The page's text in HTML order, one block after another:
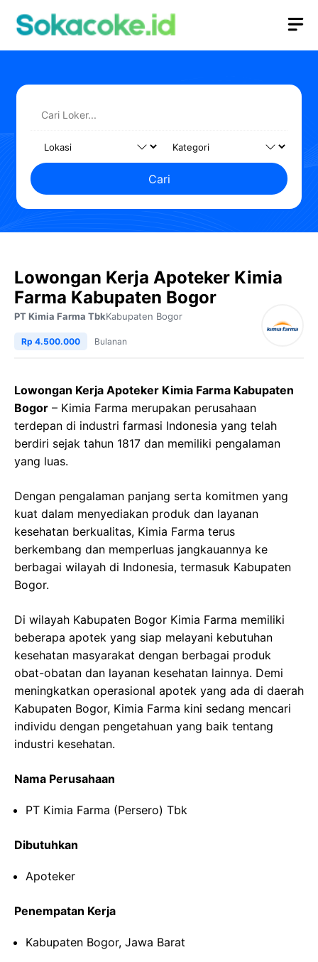
Cari
Lowongan Kerja Apoteker Kimia
Farma Kabupaten Bogor
PT Kimia Farma TbkKabupaten Bogor
Rp 4.500.000 Bulanan
Lowongan Kerja Apoteker Kimia Farma Kabupaten
Bogor – Kimia Farma merupakan perusahaan
terdepan di industri farmasi Indonesia yang telah
berdiri sejak tahun 1817 dan memiliki pengalaman
yang luas.
Dengan pengalaman panjang serta komitmen yang
kuat dalam menyediakan produk dan layanan
kesehatan berkualitas, Kimia Farma terus
berkembang dan memperluas jangkauannya ke
berbagai wilayah di Indonesia, termasuk Kabupaten
Bogor.
Di wilayah Kabupaten Bogor Kimia Farma memiliki
beberapa apotek yang siap melayani kebutuhan
kesehatan masyarakat dengan berbagai produk
obat-obatan dan layanan kesehatan lainnya. Demi
meningkatkan operasional apotek yang ada di daerah
Kabupaten Bogor, Kimia Farma kini sedang mencari
individu dengan pengetahuan yang baik tentang
industri kesehatan.
Nama Perusahaan
PT Kimia Farma (Persero) Tbk
Dibutuhkan
Apoteker
Penempatan Kerja
Kabupaten Bogor, Jawa Barat